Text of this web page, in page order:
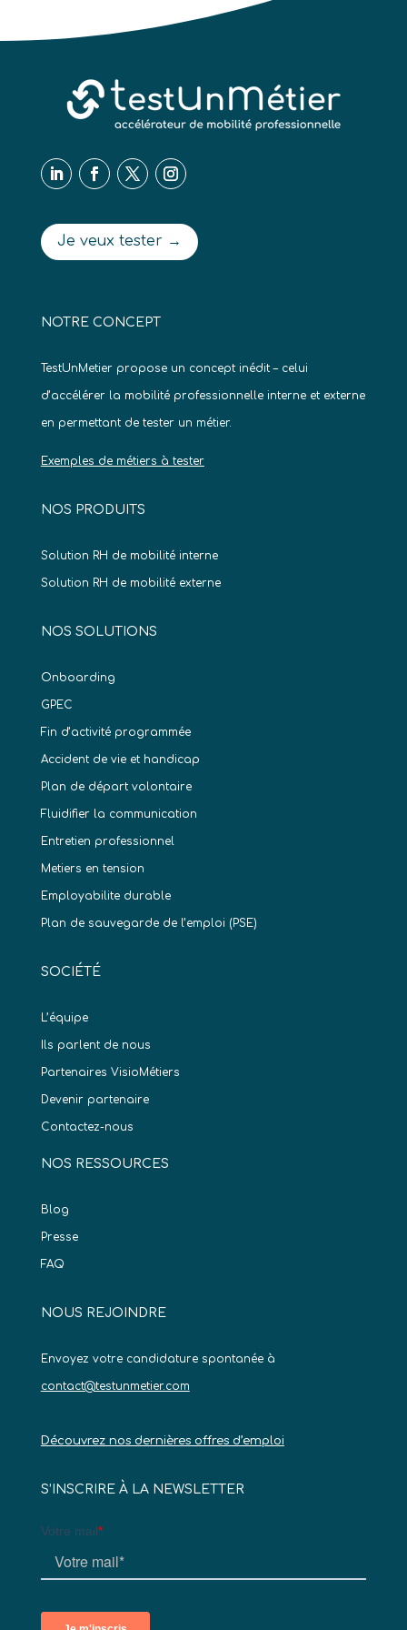
Je veux tester →
NOTRE CONCEPT
TestUnMetier propose un concept inédit – celui
d’accélérer la mobilité professionnelle interne et externe
en permettant de tester un métier.
Exemples de métiers à tester
NOS PRODUITS
Solution RH de mobilité interne
Solution RH de mobilité externe
NOS SOLUTIONS
Onboarding
GPEC
Fin d’activité programmée
Accident de vie et handicap
Plan de départ volontaire
Fluidifier la communication
Entretien professionnel
Metiers en tension
Employabilite durable
Plan de sauvegarde de l’emploi (PSE)
SOCIÉTÉ
L’équipe
Ils parlent de nous
Partenaires VisioMétiers
Devenir partenaire
Contactez-nous
NOS RESSOURCES
Blog
Presse
FAQ
NOUS REJOINDRE
Envoyez votre candidature spontanée à
contact@testunmetier.com
Découvrez nos dernières offres d’emploi
S’INSCRIRE À LA NEWSLETTER